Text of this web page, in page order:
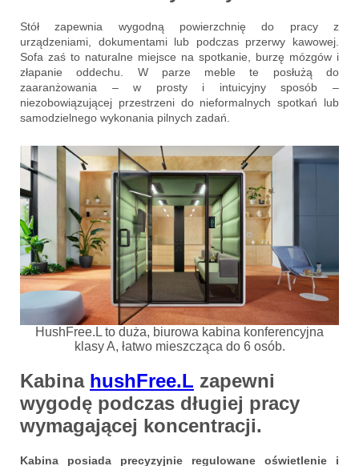
Stół zapewnia wygodną powierzchnię do pracy z
urządzeniami, dokumentami lub podczas przerwy kawowej.
Sofa zaś to naturalne miejsce na spotkanie, burzę mózgów i
złapanie oddechu. W parze meble te posłużą do
zaaranżowania – w prosty i intuicyjny sposób –
niezobowiązującej przestrzeni do nieformalnych spotkań lub
samodzielnego wykonania pilnych zadań.
HushFree.L to duża, biurowa kabina konferencyjna
klasy A, łatwo mieszcząca do 6 osób.
Kabina hushFree.L zapewni
wygodę podczas długiej pracy
wymagającej koncentracji.
Kabina posiada precyzyjnie regulowane oświetlenie i